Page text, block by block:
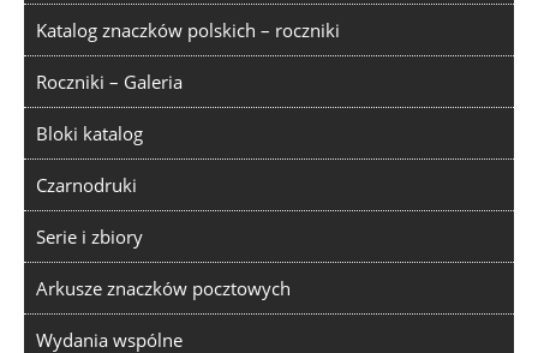
Katalog znaczków polskich – roczniki
Roczniki – Galeria
Bloki katalog
Czarnodruki
Serie i zbiory
Arkusze znaczków pocztowych
Wydania wspólne